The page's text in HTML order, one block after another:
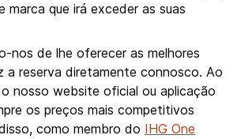
marca que irá exceder as suas
nos de lhe oferecer as melhores
a reserva diretamente connosco. Ao
nosso website oficial ou aplicação
os preços mais competitivos
como membro do IHG One